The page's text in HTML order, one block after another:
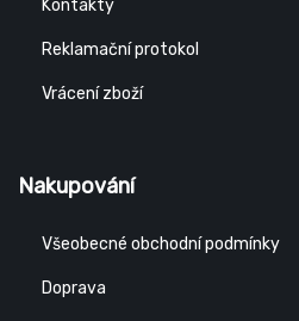
Kontakty
Reklamační protokol
Vrácení zboží
Nakupování
Všeobecné obchodní podmínky
Doprava